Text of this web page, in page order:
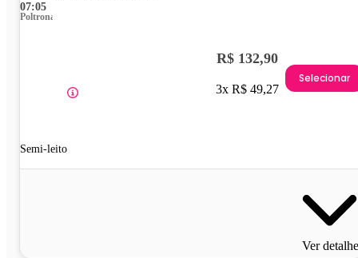
07:05
Poltrona
Semi-leito
R$ 132,90
3x R$ 49,27
Selecionar
Ver